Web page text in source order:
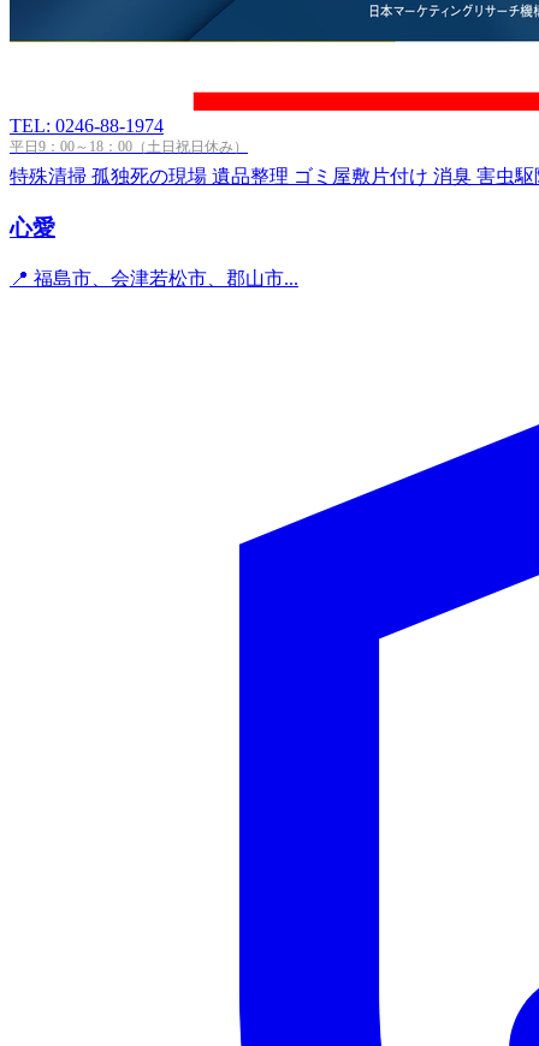
TEL: 0246-88-1974
平日9：00～18：00（土日祝日休み）
特殊清掃 孤独死の現場 遺品整理 ゴミ屋敷片付け 消臭 害虫駆
心愛
📍 福島市、会津若松市、郡山市...